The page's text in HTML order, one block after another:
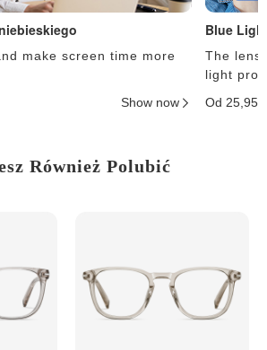
make screen time more
Show now
Blue
The
light
Od 25,95
Również Polubić